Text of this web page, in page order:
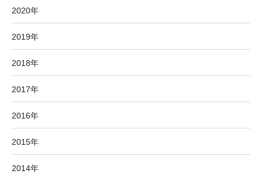
2020年
2019年
2018年
2017年
2016年
2015年
2014年